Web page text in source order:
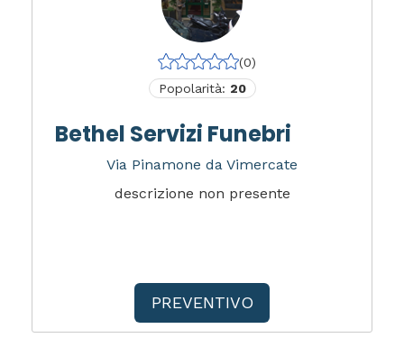
(0)
Popolarità: 20
Bethel Servizi Funebri
Via Pinamone da Vimercate
descrizione non presente
PREVENTIVO